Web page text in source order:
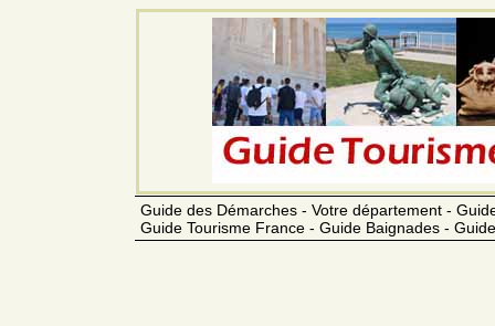
Guide des Démarches - Votre département -
Guide Tourisme France - Guide Baignades -